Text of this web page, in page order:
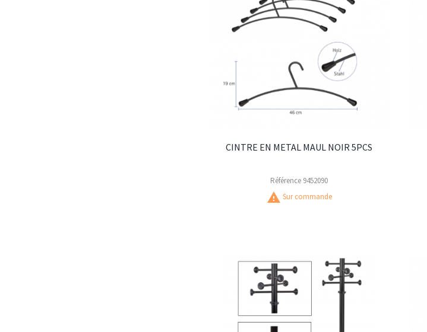
CINTRE EN METAL MAUL NOIR 5PCS
Référence 9452090
warning Sur commande